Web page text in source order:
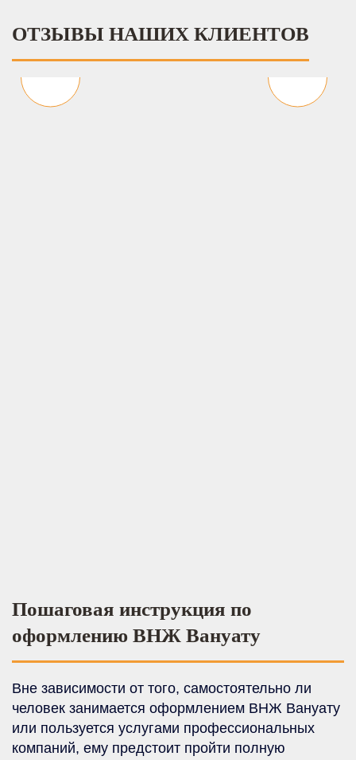
ОТЗЫВЫ НАШИХ КЛИЕНТОВ
Пошаговая инструкция по
оформлению ВНЖ Вануату
Вне зависимости от того, самостоятельно ли
человек занимается оформлением ВНЖ Вануату
или пользуется услугами профессиональных
компаний, ему предстоит пройти полную